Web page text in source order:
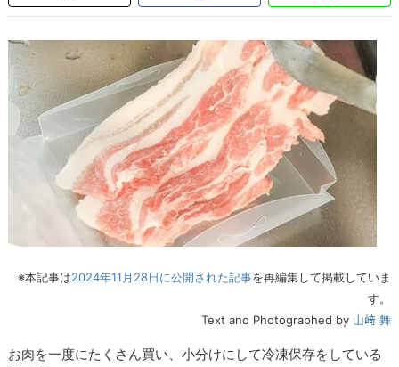
※本記事は2024年11月28日に公開された記事を再編集して掲載していま
す。
Text and Photographed by 山﨑 舞
お肉を一度にたくさん買い、小分けにして冷凍保存をしている